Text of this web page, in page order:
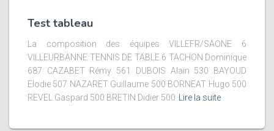
Test tableau
La composition des équipes VILLEFR/SAONE 6
VILLEURBANNE TENNIS DE TABLE 6 TACHON Dominique
687 CAZABET Rémy 561 DUBOIS Alain 530 BAYOUD
Elodie 507 NAZARET Guillaume 500 BORNEAT Hugo 500
REVEL Gaspard 500 BRETIN Didier 500
Lire la suite